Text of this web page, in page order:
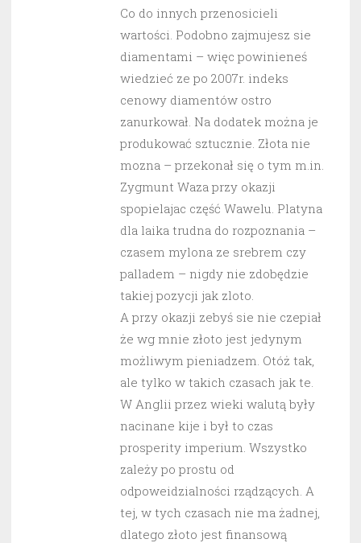
Co do innych przenosicieli
wartości. Podobno zajmujesz sie
diamentami – więc powinieneś
wiedzieć ze po 2007r. indeks
cenowy diamentów ostro
zanurkował. Na dodatek można je
produkować sztucznie. Złota nie
mozna – przekonał się o tym m.in.
Zygmunt Waza przy okazji
spopielajac część Wawelu. Platyna
dla laika trudna do rozpoznania –
czasem mylona ze srebrem czy
palladem – nigdy nie zdobędzie
takiej pozycji jak zloto.
A przy okazji zebyś sie nie czepiał
że wg mnie złoto jest jedynym
możliwym pieniadzem. Otóż tak,
ale tylko w takich czasach jak te.
W Anglii przez wieki walutą były
nacinane kije i był to czas
prosperity imperium. Wszystko
zależy po prostu od
odpoweidzialności rządzących. A
tej, w tych czasach nie ma żadnej,
dlatego złoto jest finansową